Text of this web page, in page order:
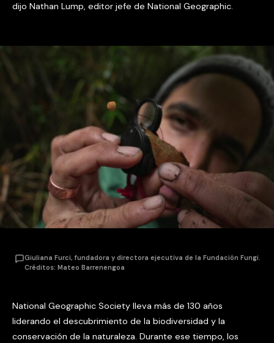
dijo Nathan Lump, editor jefe de National Geographic.
Giuliana Furci, fundadora y directora ejecutiva de la Fundación Fungi.
Créditos: Mateo Barrenengoa
National Geographic Society lleva más de 130 años
liderando el descubrimiento de la biodiversidad y la
conservación de la naturaleza. Durante ese tiempo, los